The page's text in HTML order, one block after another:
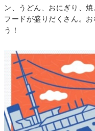
ン、うどん、おにぎり、
フードが盛りだくさん。
う！